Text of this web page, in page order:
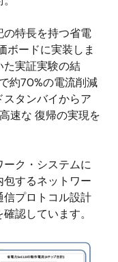
特長を持つ省電
ボードに実装しま
た実証実験の結
約70%の電流削減
タンバイからア
速な 復帰の実現を
ク・システムに
するネットワー
信プロトコル設計
認しています。